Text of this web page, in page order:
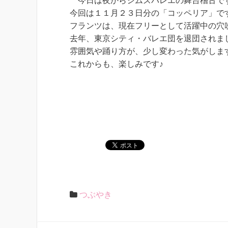
今回は１１月２３日分の「コッペリア」で
フランツは、現在フリーとして活躍中の穴
去年、東京シティ・バレエ団を退団されま
雰囲気や踊り方が、少し変わった気がしま
これからも、楽しみです♪
つぶやき